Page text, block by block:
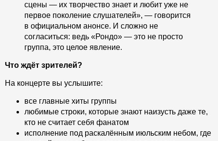
сцены — их творчество знает и любит уже не
первое поколение слушателей», — говорится
в официальном анонсе. И сложно не
согласиться: ведь «Рондо» — это не просто
группа, это целое явление.
Что ждёт зрителей?
На концерте вы услышите:
все главные хиты группы
любимые строки, которые знают наизусть даже те,
кто не считает себя фанатом
исполнение под раскалённым июльским небом, где